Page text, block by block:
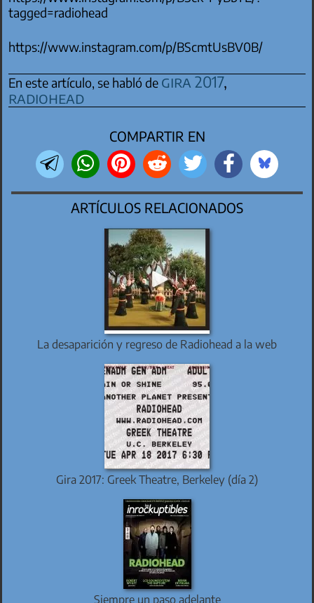
tagged=radiohead
https://www.instagram.com/p/BScmtUsBV0B/
En este artículo, se habló de gira 2017,
radiohead
COMPARTIR EN
ARTÍCULOS RELACIONADOS
La desaparición y regreso de Radiohead a la web
Gira 2017: Greek Theatre, Berkeley (día 2)
Siempre un paso adelante